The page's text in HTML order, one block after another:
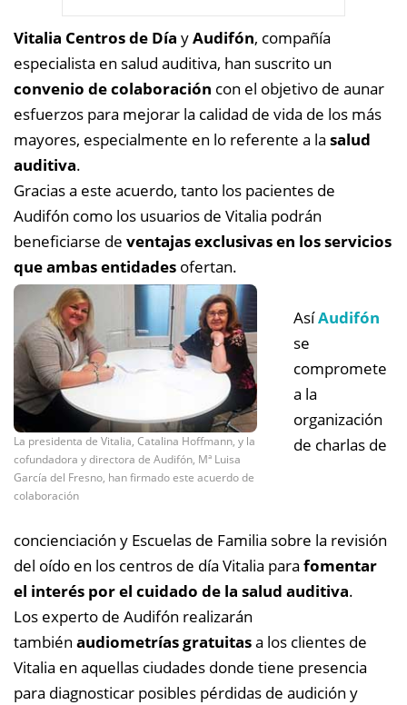
Vitalia Centros de Día yAudifón, compañía
especialista en salud auditiva, han suscrito un
convenio de colaboración con el objetivo de aunar
esfuerzos para mejorar la calidad de vida de los más
mayores, especialmente en lo referente a la salud
auditiva.
Gracias a este acuerdo, tanto los pacientes de
Audifón como los usuarios de Vitalia podrán
beneficiarse de ventajas exclusivas en los servicios
que ambas entidades ofertan.
La presidenta de Vitalia, Catalina Hoffmann, y la
cofundadora y directora de Audifón, Mª Luisa
García del Fresno, han firmado este acuerdo de
colaboración
AsíAudifón
se
compromete
a la
organización
de charlas de
concienciación y Escuelas de Familia sobre la revisión
del oído en los centros de día Vitalia para fomentar
el interés por el cuidado de la salud auditiva.
Los experto de Audifón realizarán
también audiometrías gratuitasa los clientes de
Vitalia en aquellas ciudades donde tiene presencia
para diagnosticar posibles pérdidas de audición y